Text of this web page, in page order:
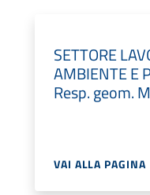
SETTORE
AMBIENTE E
Resp. geom.
VAI ALLA PAGINA